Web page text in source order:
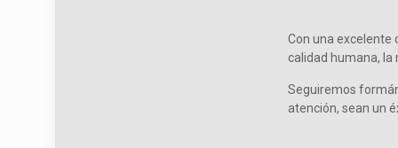
Con una excelente
calidad humana,
Seguiremos
atención, sean un